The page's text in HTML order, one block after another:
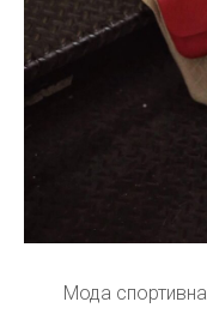
Мода